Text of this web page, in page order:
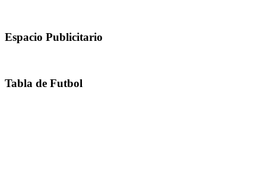
Espacio Publicitario
Tabla de Futbol